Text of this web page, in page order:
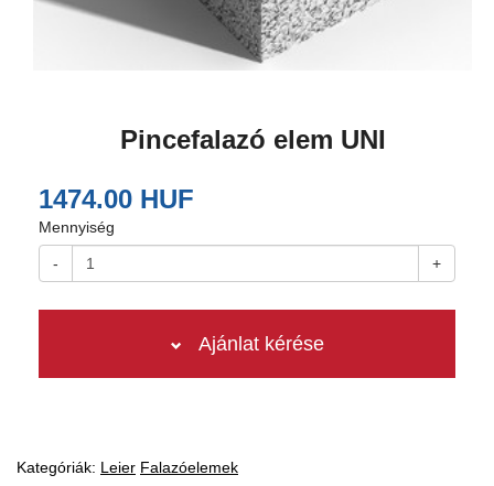
Pincefalazó elem UNI
1474.00 HUF
Mennyiség
- +
Ajánlat kérése
Kategóriák: Leier Falazóelemek